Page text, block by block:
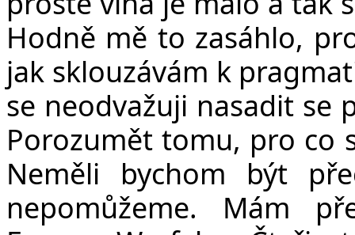
Hodně mě to zasáhlo,
jak sklouzávám k
se neodvažuji nasadit se
Porozumět tomu, pro co
Neměli bychom být
nepomůžeme. Mám